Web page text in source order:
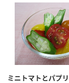
ミニトマトとパプ